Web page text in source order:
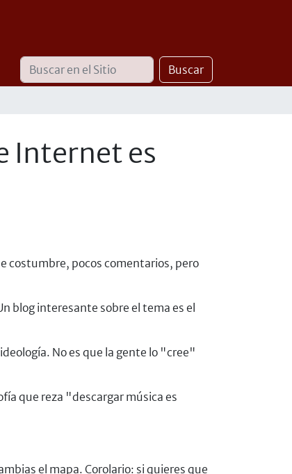
Buscar Buscar
Búsqueda
Avanzada…
Internet es
costumbre, pocos comentarios, pero
blog interesante sobre el tema es el
No es que la gente lo "cree"
que reza "descargar música es
el mapa. Corolario: si quieres que